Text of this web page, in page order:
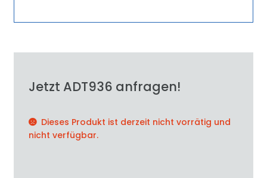
Jetzt ADT936 anfragen!
Dieses Produkt ist derzeit nicht vorrätig und
nicht verfügbar.